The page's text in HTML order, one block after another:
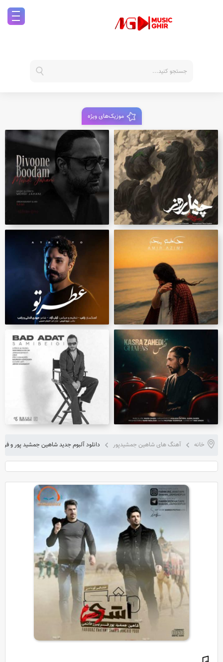
موزیک‌های ویژه
خانه آهنگ های شاهین جمشیدپور دانلود آلبوم جدید شاهین جمشید پور و